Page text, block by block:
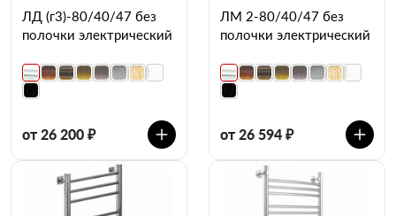
ЛД (г3)-80/40/47 без
полочки электрический
от 26 200 ₽
ЛМ 2-80/40/47 без
полочки электрический
от 26 594 ₽